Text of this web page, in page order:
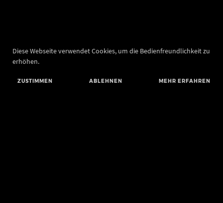
Diese Webseite verwendet Cookies, um die Bedienfreundlichkeit zu
erhöhen.
ZUSTIMMEN ABLEHNEN MEHR ERFAHREN